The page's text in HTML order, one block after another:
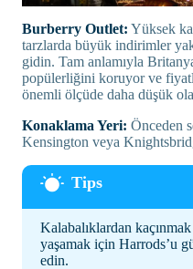
Burberry Outlet: Yüksek
tarzlarda büyük indirimler
gidin. Tam anlamıyla
popülerliğini koruyor ve
önemli ölçüde daha düşük
Konaklama Yeri: Önceden
Kensington veya
Kalabalıklardan
yaşamak için Harrods’u
edin.